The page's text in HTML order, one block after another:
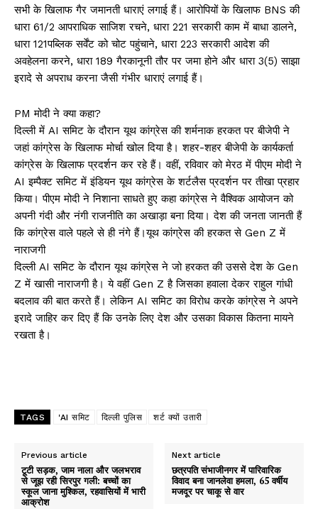
सभी के खिलाफ गैर जमानती धाराएं लगाई हैं। आरोपियों के खिलाफ BNS की
धारा 61/2 आपराधिक साजिश रचने, धारा 221 सरकारी काम में बाधा डालने,
धारा 121पब्लिक सर्वेंट को चोट पहुंचाने, धारा 223 सरकारी आदेश की
अवहेलना करने, धारा 189 गैरकानूनी तौर पर जमा होने और धारा 3(5) साझा
इरादे से अपराध करना जैसी गंभीर धाराएं लगाई हैं।
PM मोदी ने क्या कहा?
दिल्ली में AI समिट के दौरान यूथ कांग्रेस की शर्मनाक हरकत पर बीजेपी ने
जहां कांग्रेस के खिलाफ मोर्चा खोल दिया है। शहर-शहर बीजेपी के कार्यकर्ता
कांग्रेस के खिलाफ प्रदर्शन कर रहे हैं। वहीं, रविवार को मेरठ में पीएम मोदी ने
AI इम्पैक्ट समिट में इंडियन यूथ कांग्रेस के शर्टलैस प्रदर्शन पर तीखा प्रहार
किया। पीएम मोदी ने निशाना साधते हुए कहा कांग्रेस ने वैश्विक आयोजन को
अपनी गंदी और नंगी राजनीति का अखाड़ा बना दिया। देश की जनता जानती हैं
कि कांग्रेस वाले पहले से ही नंगे हैं।यूथ कांग्रेस की हरकत से Gen Z में
नाराजगी
दिल्ली AI समिट के दौरान यूथ कांग्रेस ने जो हरकत की उससे देश के Gen
Z में खासी नाराजगी है। ये वहीं Gen Z है जिसका हवाला देकर राहुल गांधी
बदलाव की बात करते हैं। लेकिन AI समिट का विरोध करके कांग्रेस ने अपने
इरादे जाहिर कर दिए हैं कि उनके लिए देश और उसका विकास कितना मायने
रखता है।
TAGS 'AI समिट दिल्ली पुलिस शर्ट क्यों उतारी
Previous article
टूटी सड़क, जाम नाला और जलभराव
से जूझ रही सिरपुर गली: बच्चों का
स्कूल जाना मुश्किल, रहवासियों में भारी
आक्रोश
Next article
छत्रपति संभाजीनगर में पारिवारिक
विवाद बना जानलेवा हमला, 65 वर्षीय
मजदूर पर चाकू से वार